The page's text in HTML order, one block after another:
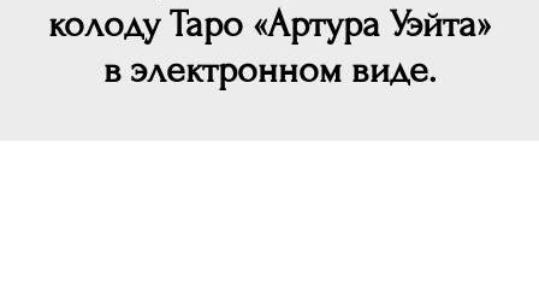
колоду Таро «Артура Уэйта»
в электронном виде.